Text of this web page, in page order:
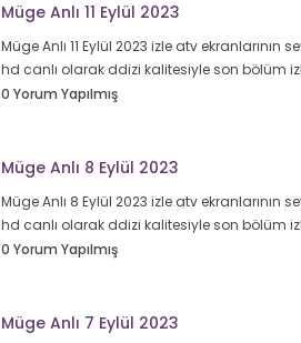
Müge Anlı 11 Eylül 2023
Müge Anlı 11 Eylül 2023 izle atv ekranlarının
hd canlı olarak ddizi kalitesiyle son bölüm
0 Yorum Yapılmış
Müge Anlı 8 Eylül 2023
Müge Anlı 8 Eylül 2023 izle atv ekranlarının
hd canlı olarak ddizi kalitesiyle son bölüm
0 Yorum Yapılmış
Müge Anlı 7 Eylül 2023